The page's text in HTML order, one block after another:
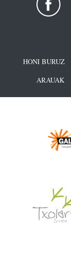
HONI BURUZ
ARAUAK